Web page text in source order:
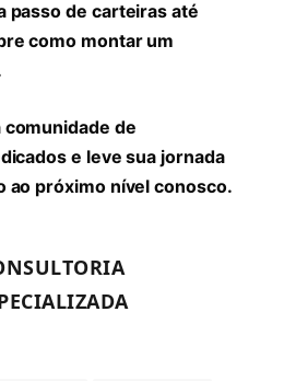
passo de carteiras até
como montar um
de
e leve sua jornada
ao próximo nível conosco.